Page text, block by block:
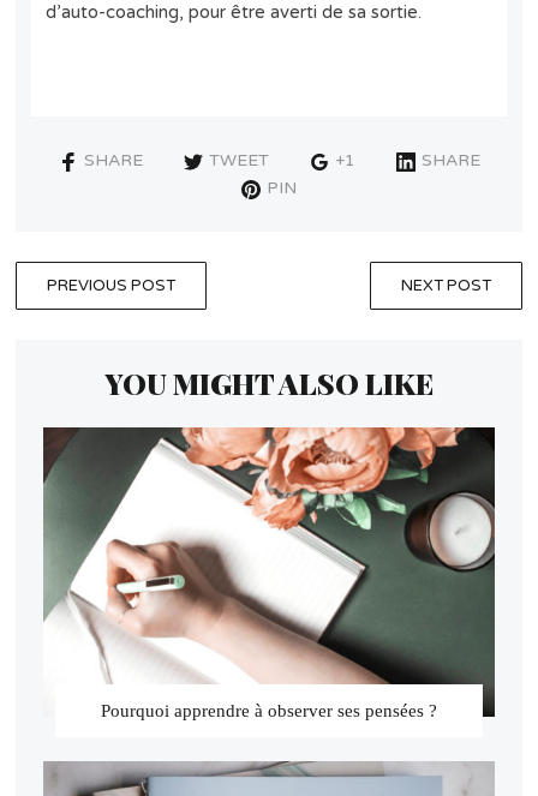
d’auto-coaching, pour être averti de sa sortie.
SHARE TWEET +1
SHARE
PIN
PREVIOUS POST NEXT POST
YOU MIGHT ALSO LIKE
Pourquoi apprendre à observer ses pensées ?